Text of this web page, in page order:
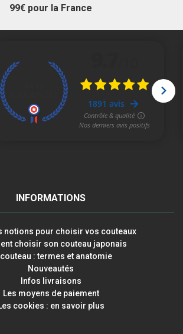
99€ pour la France
INFORMATIONS
notions pour choisir vos couteaux
choisir son couteau japonais
couteau : termes et anatomie
Nouveautés
Infos livraisons
Les moyens de paiement
cookies : en savoir plus